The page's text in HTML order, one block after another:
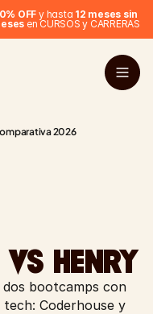
OFF y hasta 12 meses sin
en CURSOS y CARRERAS
2026
HENRY
bootcamps con
Coderhouse y